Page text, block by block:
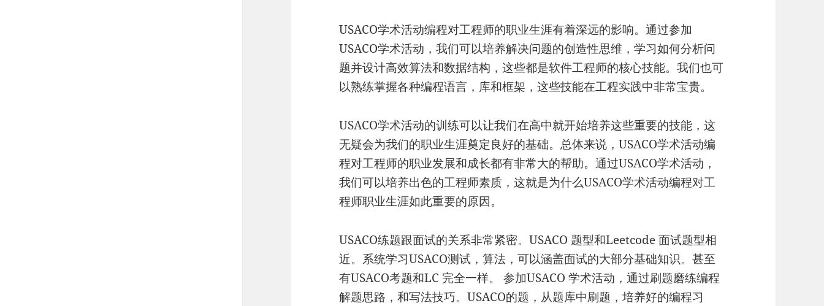
USACO学术活动编程对工程师的职业生涯有着深远的影响。通过参加
USACO学术活动，我们可以培养解决问题的创造性思维，学习如何分析问
题并设计高效算法和数据结构，这些都是软件工程师的核心技能。我们也可
以熟练掌握各种编程语言，库和框架，这些技能在工程实践中非常宝贵。
USACO学术活动的训练可以让我们在高中就开始培养这些重要的技能，这
无疑会为我们的职业生涯奠定良好的基础。总体来说，USACO学术活动编
程对工程师的职业发展和成长都有非常大的帮助。通过USACO学术活动，
我们可以培养出色的工程师素质，这就是为什么USACO学术活动编程对工
程师职业生涯如此重要的原因。
USACO练题跟面试的关系非常紧密。USACO 题型和Leetcode 面试题型相
近。系统学习USACO测试，算法，可以涵盖面试的大部分基础知识。甚至
有USACO考题和LC 完全一样。 参加USACO 学术活动，通过刷题磨练编程
解题思路，和写法技巧。USACO的题，从题库中刷题，培养好的编程习